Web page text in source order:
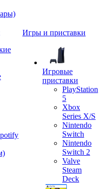
Игры и приставки
Игровые
приставки
PlayStation
5
Xbox
Series X/S
Nintendo
Switch
Nintendo
Switch 2
Valve
Steam
Deck